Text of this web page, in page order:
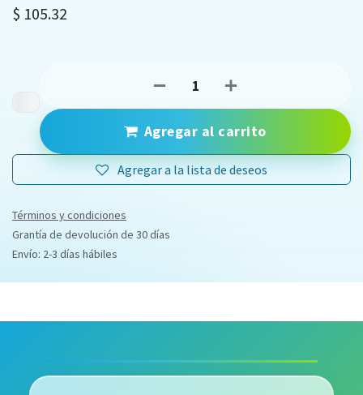
$ 105.32
Agregar al carrito
Agregar a la lista de deseos
Términos y condiciones
Grantía de devolución de 30 días
Envío: 2-3 días hábiles